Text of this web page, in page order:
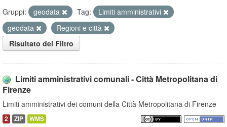
Gruppi: geodata Tag:
Limiti amministrativi
geodata
Regioni e città
Risultato del Filtro
Limiti amministrativi comunali - Città Metropolitana di
Firenze
Limiti amministrativi dei comuni della Città Metropolitana di Firenze
2 ZIP WMS